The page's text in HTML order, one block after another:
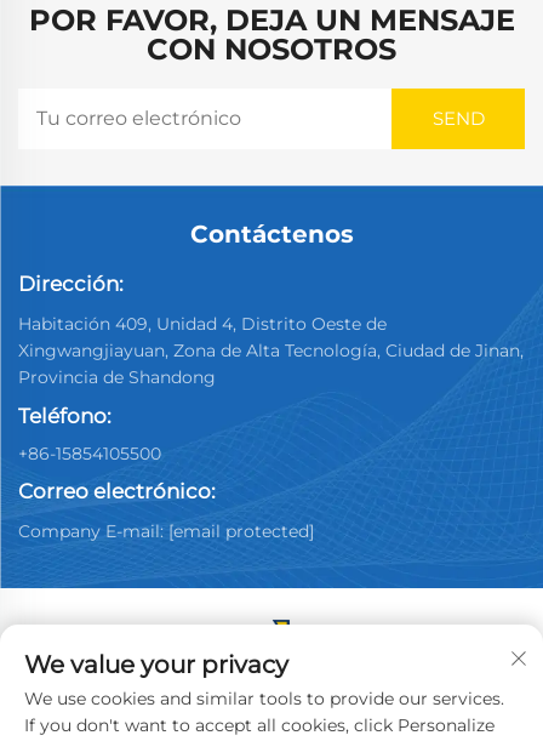
POR FAVOR, DEJA UN MENSAJE
CON NOSOTROS
Contáctenos
Dirección:
Habitación 409, Unidad 4, Distrito Oeste de
Xingwangjiayuan, Zona de Alta Tecnología, Ciudad de Jinan,
Provincia de Shandong
Teléfono:
+86-15854105500
Correo electrónico:
Company E-mail: [email protected]
Copyright © 2025 China Jinan Youpin Used Car
Dealership Co., Ltd. Todos los derechos reservados.
We value your privacy
We use cookies and similar tools to provide our services.
If you don't want to accept all cookies, click Personalize